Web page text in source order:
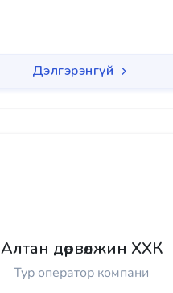
Дэлгэрэнгүй
Алтан дөрвөлжин ХХК
Тур оператор компани